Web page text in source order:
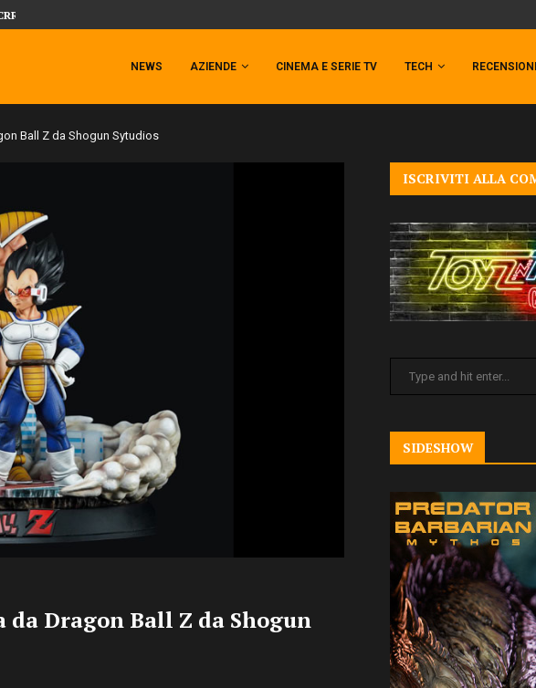
TARGATA SIDESHOW!
NEWS AZIENDE CINEMA E SERIE TV TECH RECENSIONI
Ball Z da Shogun Sytudios
da Dragon Ball Z da Shogun
ISCRIVITI ALLA
SIDESHOW